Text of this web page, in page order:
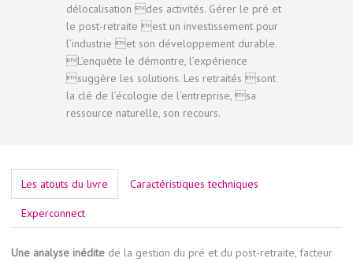
délocalisation des activités. Gérer le pré et
le post-retraite est un investissement pour
l’industrie et son développement durable.
L’enquête le démontre, l’expérience
suggère les solutions. Les retraités sont
la clé de l’écologie de l’entreprise, sa
ressource naturelle, son recours.
Les atouts du livre Caractéristiques techniques
Experconnect
Une analyse inédite de la gestion du pré et du post-retraite, facteur